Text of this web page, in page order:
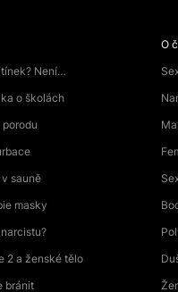
Není…
o školách
sauně
masky
2 a ženské tělo
bránit
O